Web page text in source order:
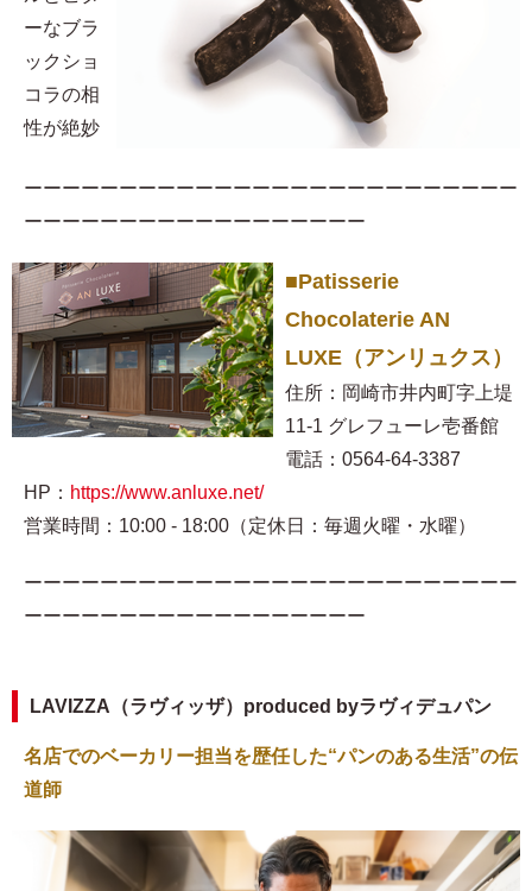
ーなブラ
ックショ
コラの相
性が絶妙
ーーーーーーーーーーーーーーーーーーーーーーーーーー
ーーーーーーーーーーーーーーーーーー
■Patisserie
Chocolaterie AN
LUXE（アンリュクス）
住所：岡崎市井内町字上堤
11-1 グレフューレ壱番館
電話：0564-64-3387
HP： https://www.anluxe.net/
営業時間：10:00 - 18:00（定休日：毎週火曜・水曜）
ーーーーーーーーーーーーーーーーーーーーーーーーーー
ーーーーーーーーーーーーーーーーーー
LAVIZZA（ラヴィッザ）produced byラヴィデュパン
名店でのベーカリー担当を歴任した“パンのある生活”の伝
道師